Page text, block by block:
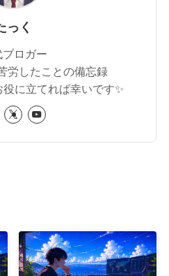
っく
ロガー
労したことの備忘録
に立てれば幸いです✨